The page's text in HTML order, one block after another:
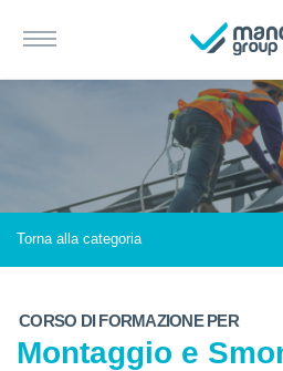
Torna alla categoria
CORSO DI FORMAZIONE PER
Montaggio e